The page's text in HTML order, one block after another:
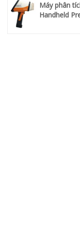
Máy phân
Handheld